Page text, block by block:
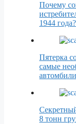
Почему
1944 года?
Пятерка
самые
8 тонн